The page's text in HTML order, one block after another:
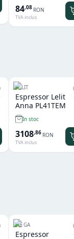
84,08 RON
TVA inclus
LELIT
Espressor Lelit
Anna PL41TEM
In stoc
3108,86 RON
TVA inclus
WEGA
Espressor